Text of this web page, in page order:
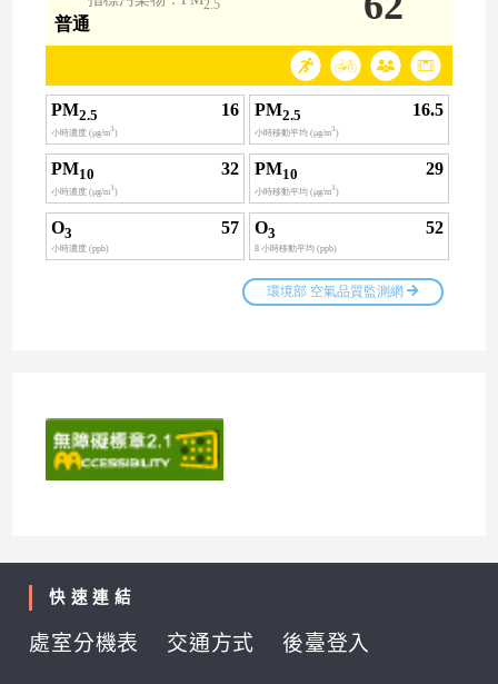
快速連結
處室分機表 交通方式 後臺登入